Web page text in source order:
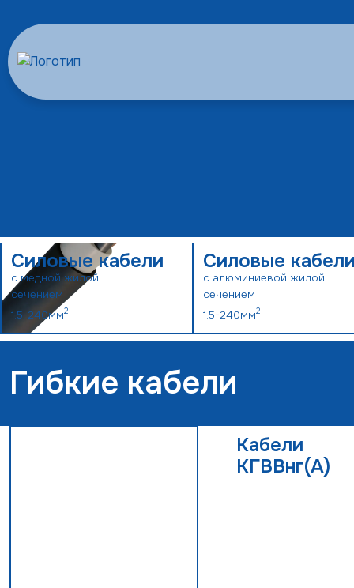
Силовые кабели
с медной жилой
сечением
1.5-240мм2
Силовые
с алюминиевой жилой
сечением
1.5-240мм2
Гибкие кабели
Кабели
КГВВнг(А)